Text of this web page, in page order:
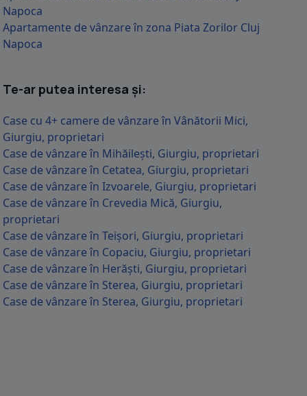
Napoca
Apartamente de vânzare în zona Piata Zorilor Cluj
Napoca
Te-ar putea interesa și:
Case cu 4+ camere de vânzare în Vânătorii Mici,
Giurgiu, proprietari
Case de vânzare în Mihăilești, Giurgiu, proprietari
Case de vânzare în Cetatea, Giurgiu, proprietari
Case de vânzare în Izvoarele, Giurgiu, proprietari
Case de vânzare în Crevedia Mică, Giurgiu,
proprietari
Case de vânzare în Teișori, Giurgiu, proprietari
Case de vânzare în Copaciu, Giurgiu, proprietari
Case de vânzare în Herăști, Giurgiu, proprietari
Case de vânzare în Sterea, Giurgiu, proprietari
Case de vânzare în Sterea, Giurgiu, proprietari